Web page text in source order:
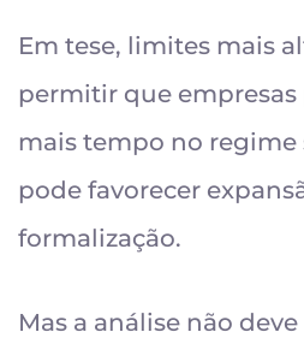
Em tese, limites mais
permitir que
mais tempo no regime
pode favorecer
formalização.
Mas a análise não deve